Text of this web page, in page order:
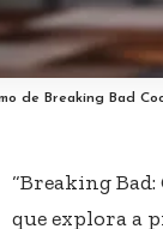
de Breaking Bad
“Breaking
que explora a